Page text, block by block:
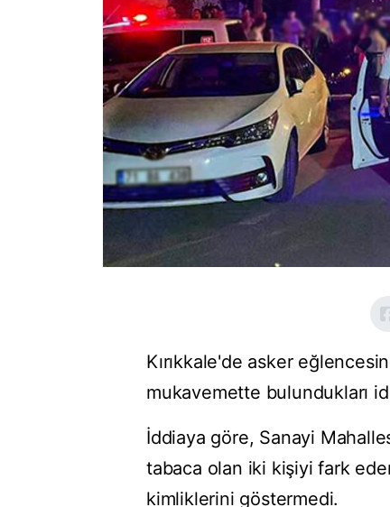
Kırıkkale'de asker
mukavemette bulundukları
İddiaya göre, Sanayi
tabaca olan iki kişiyi fark
kimliklerini göstermedi.